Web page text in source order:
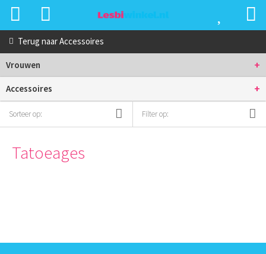
Terug naarAccessoires
Vrouwen +
Accessoires +
Sorteer op: Filter op:
Tatoeages